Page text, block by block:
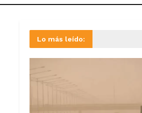
Lo más leído: